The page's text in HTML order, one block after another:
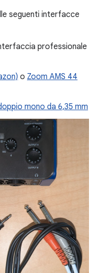
seguenti interfacce
professionale
o Zoom AMS 44
mono da 6,35 mm